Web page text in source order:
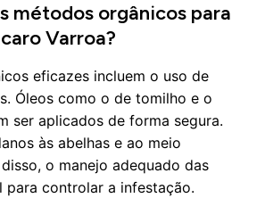
métodos orgânicos para
Varroa?
eficazes incluem o uso de
Óleos como o de tomilho e o
ser aplicados de forma segura.
às abelhas e ao meio
o manejo adequado das
para controlar a infestação.